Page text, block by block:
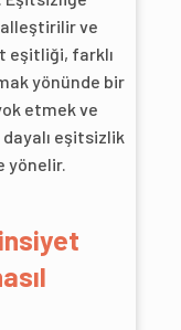
ve
eşitliği, farklı
yönünde bir
etmek ve
dayalı eşitsizlik
yönelir.